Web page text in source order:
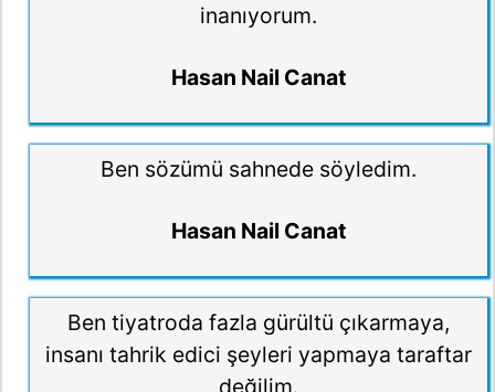
inanıyorum.
Hasan Nail Canat
Ben sözümü sahnede söyledim.
Hasan Nail Canat
Ben tiyatroda fazla gürültü çıkarmaya,
insanı tahrik edici şeyleri yapmaya taraftar
değilim.